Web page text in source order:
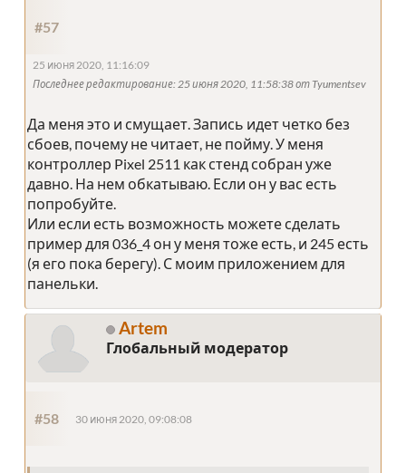
#57
25 июня 2020, 11:16:09
Последнее редактирование: 25 июня 2020, 11:58:38 от Tyumentsev
Да меня это и смущает. Запись идет четко без
сбоев, почему не читает, не пойму. У меня
контроллер Pixel 2511 как стенд собран уже
давно. На нем обкатываю. Если он у вас есть
попробуйте.
Или если есть возможность можете сделать
пример для 036_4 он у меня тоже есть, и 245 есть
(я его пока берегу). С моим приложением для
панельки.
Artem
Глобальный модератор
#58 30 июня 2020, 09:08:08